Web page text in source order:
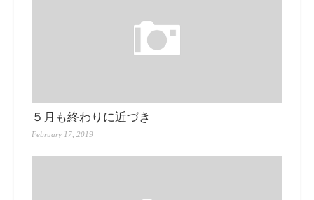
５月も終わりに近づき
February 17, 2019